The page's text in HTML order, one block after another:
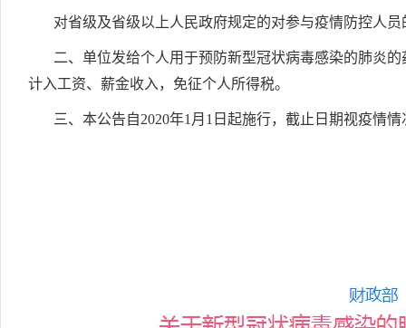
对省级及省级以上人民政府规定的对参与疫情防控人
二、单位发给个人用于预防新型冠状病毒感染的肺炎
计入工资、薪金收入，免征个人所得税。
三、本公告自2020年1月1日起施行，截止日期视疫情